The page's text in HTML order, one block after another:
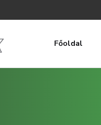
Főoldal